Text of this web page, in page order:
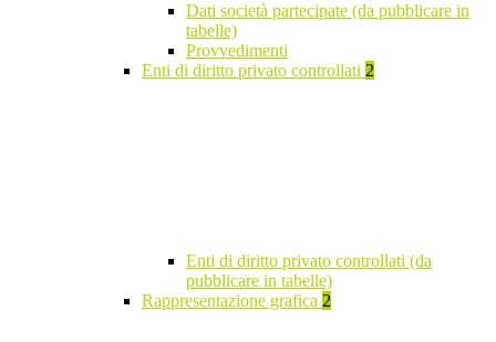
Dati società partecipate (da pubblicare in
tabelle)
Provvedimenti
Enti di diritto privato controllati 2
Enti di diritto privato controllati (da
pubblicare in tabelle)
Rappresentazione grafica 2